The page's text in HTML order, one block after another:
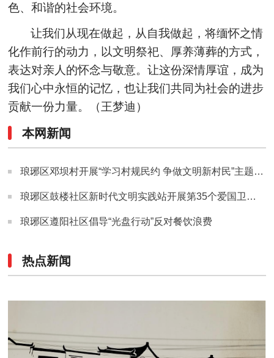
色、和谐的社会环境。
让我们从现在做起，从自我做起，将缅怀之情
化作前行的动力，以文明祭祀、厚养薄葬的方式，
表达对亲人的怀念与敬意。让这份深情厚谊，成为
我们心中永恒的记忆，也让我们共同为社会的进步
贡献一份力量。（王梦迪）
本网新闻
琅琊区邓坝村开展“学习村规民约 争做文明新村民”主题宣传活动
琅琊区鼓楼社区新时代文明实践站开展第35个爱国卫生月主题系列活动
琅琊区遵阳社区倡导“光盘行动”反对餐饮浪费
热点新闻